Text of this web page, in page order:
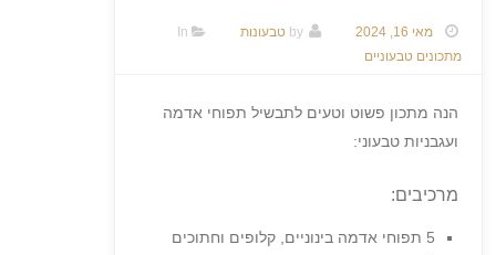
מאי 16, 2024 by טבעונות
מתכונים טבעוניים
הנה מתכון פשוט וטעים לתבשיל תפוחי אדמה
ועגבניות טבעוני:
מרכיבים:
5 תפוחי אדמה בינוניים, קלופים וחתוכים